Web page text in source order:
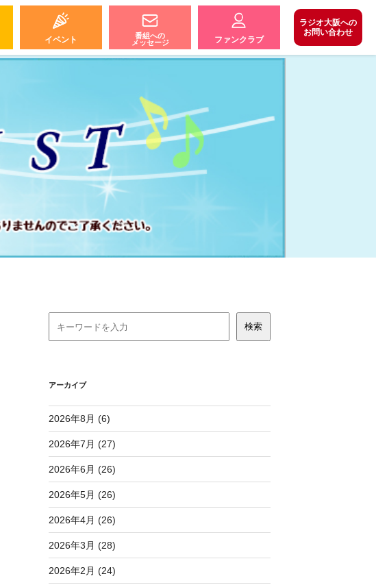
イベント
番組への
メッセージ
ファンクラブ
ラジオ大阪への
お問い合わせ
アーカイブ
2026年8月 (6)
2026年7月 (27)
2026年6月 (26)
2026年5月 (26)
2026年4月 (26)
2026年3月 (28)
2026年2月 (24)